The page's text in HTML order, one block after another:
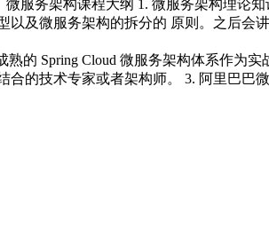
服务架构课程大纲 1. 微服务架构理论
及微服务架构的拆分的 原则。之后会
熟的 Spring Cloud 微服务架构体系作为
的技术专家或者架构师。 3. 阿里巴巴